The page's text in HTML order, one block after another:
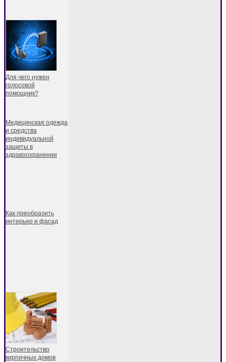
Для чего нужен
голосовой
помощник?
Медицинская одежда
и средства
индивидуальной
защиты в
здравоохранении
Как преобразить
интерьер и фасад
Строительство
кирпичных домов